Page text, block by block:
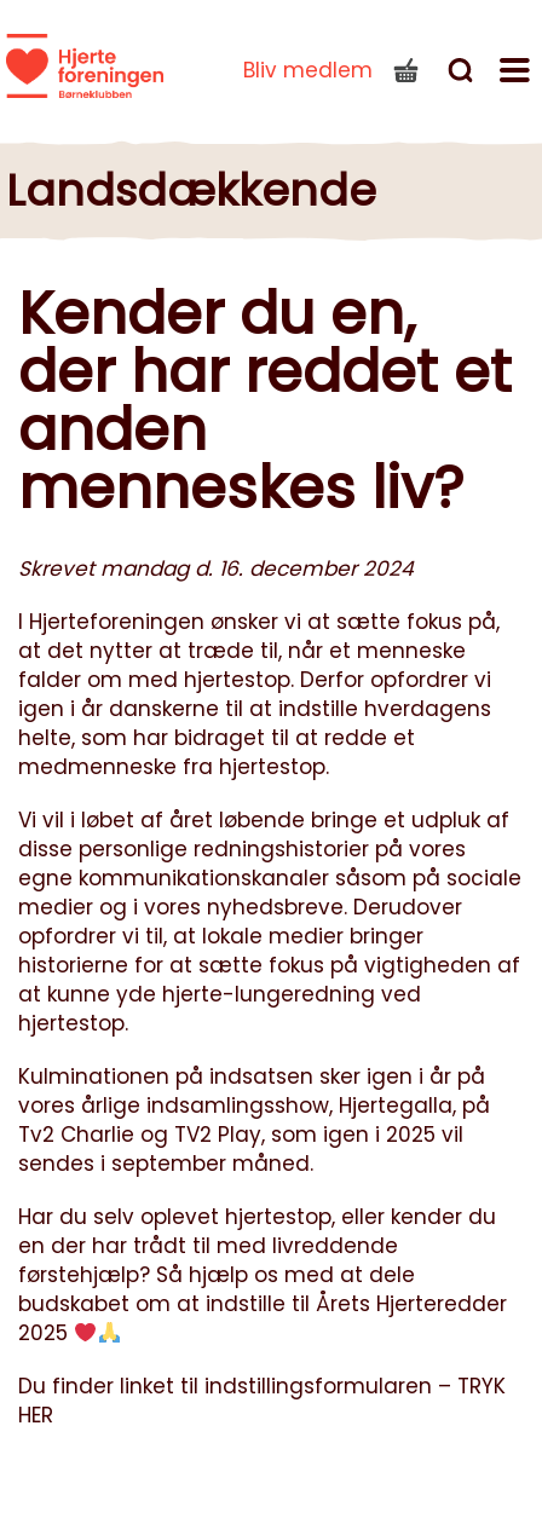
Bliv medlem
Landsdækkende
Kender du en,
der har reddet et
anden
menneskes liv?
Skrevet mandag d. 16. december 2024
I Hjerteforeningen ønsker vi at sætte fokus på,
at det nytter at træde til, når et menneske
falder om med hjertestop. Derfor opfordrer vi
igen i år danskerne til at indstille hverdagens
helte, som har bidraget til at redde et
medmenneske fra hjertestop.
Vi vil i løbet af året løbende bringe et udpluk af
disse personlige redningshistorier på vores
egne kommunikationskanaler såsom på sociale
medier og i vores nyhedsbreve. Derudover
opfordrer vi til, at lokale medier bringer
historierne for at sætte fokus på vigtigheden af
at kunne yde hjerte-lungeredning ved
hjertestop.
Kulminationen på indsatsen sker igen i år på
vores årlige indsamlingsshow, Hjertegalla, på
Tv2 Charlie og TV2 Play, som igen i 2025 vil
sendes i september måned.
Har du selv oplevet hjertestop, eller kender du
en der har trådt til med livreddende
førstehjælp? Så hjælp os med at dele
budskabet om at indstille til Årets Hjerteredder
2025
Du finder linket til indstillingsformularen – TRYK
HER